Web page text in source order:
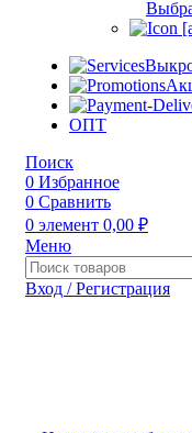
ОПТ
Поиск
0 Избранное
0 Сравнить
0 элемент 0,00 ₽
Меню
Вход / Регистрация